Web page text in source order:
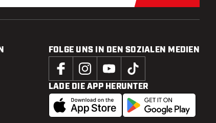
FOLGE UNS IN DEN SOZIALEN MEDIEN
LADE DIE APP HERUNTER